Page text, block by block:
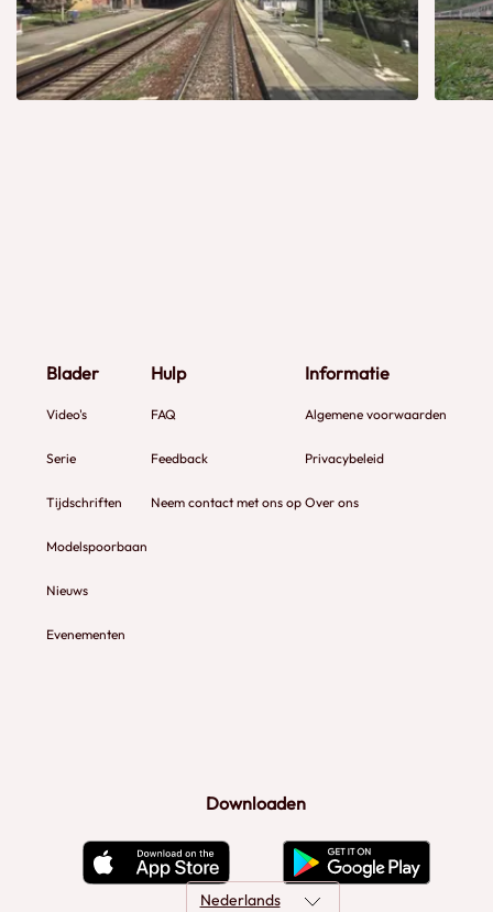
Blader
Video's
Serie
Tijdschriften
Modelspoorbaan
Nieuws
Evenementen
Hulp
FAQ
Feedback
Neem contact met ons op
Informatie
Algemene voorwaarden
Privacybeleid
Over ons
Downloaden
Nederlands